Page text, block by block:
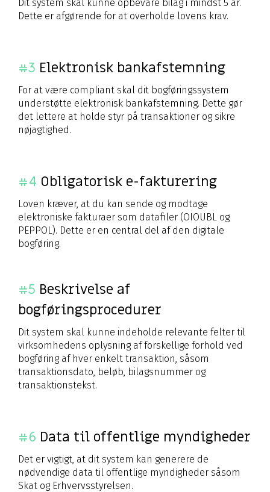
Dit system skal kunne opbevare bilag i mindst 5 år.
Dette er afgørende for at overholde lovens krav.
#3 Elektronisk bankafstemning
For at være compliant skal dit bogføringssystem
understøtte elektronisk bankafstemning. Dette gør
det lettere at holde styr på transaktioner og sikre
nøjagtighed.
#4 Obligatorisk e-fakturering
Loven kræver, at du kan sende og modtage
elektroniske fakturaer som datafiler (OIOUBL og
PEPPOL). Dette er en central del af den digitale
bogføring.
#5 Beskrivelse af
bogføringsprocedurer
Dit system skal kunne indeholde relevante felter til
virksomhedens oplysning af forskellige forhold ved
bogføring af hver enkelt transaktion, såsom
transaktionsdato, beløb, bilagsnummer og
transaktionstekst.
#6 Data til offentlige myndigheder
Det er vigtigt, at dit system kan generere de
nødvendige data til offentlige myndigheder såsom
Skat og Erhvervsstyrelsen.